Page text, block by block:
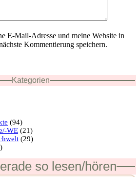
E-Mail-Adresse und meine Website in
Kommentierung speichern.
Kategorien
(94)
WE (21)
(29)
so lesen/hören